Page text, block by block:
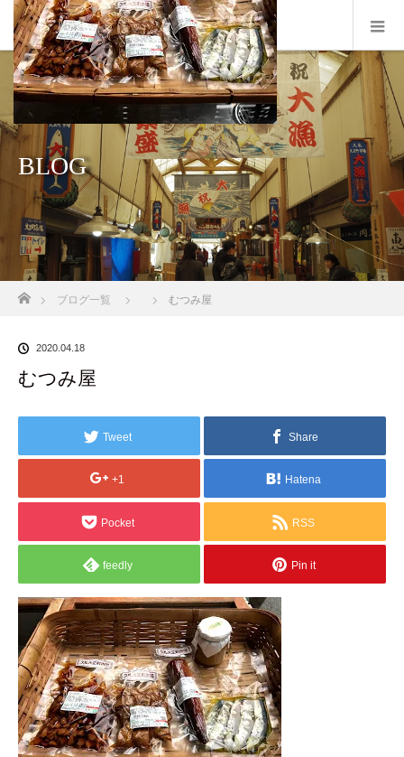
BLOG
ブログ一覧 むつみ屋
2020.04.18
むつみ屋
Tweet Share
+1 Hatena
Pocket RSS
feedly Pin it